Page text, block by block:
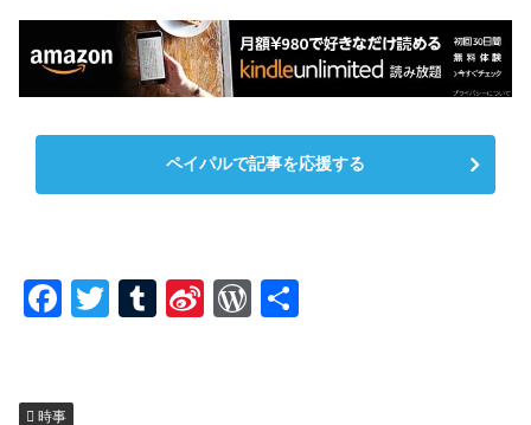
ペイパルで記事を応援する
Fa
ok
T
T
Si
W
時事